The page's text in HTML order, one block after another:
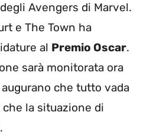
Avengers di Marvel.
e The Town ha
al Premio Oscar.
sarà monitorata ora
che tutto vada
la situazione di